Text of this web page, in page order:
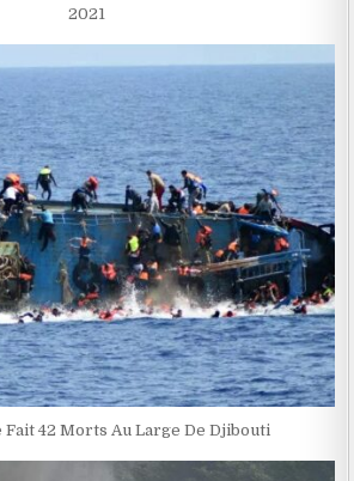
2021
Fait 42 Morts Au Large De Djibouti